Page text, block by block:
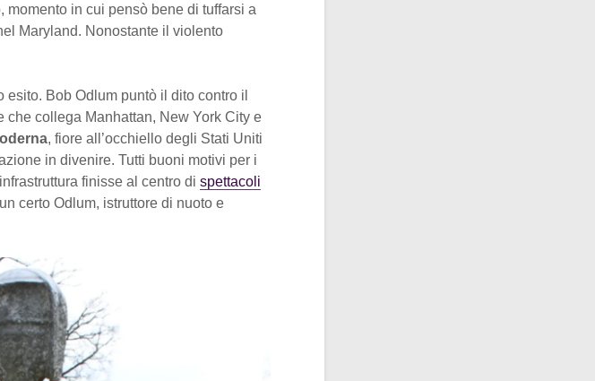
in cui pensò bene di tuffarsi a
Maryland. Nonostante il violento
Bob Odlum puntò il dito contro il
che collega Manhattan, New York City e
, fiore all’occhiello degli Stati Uniti
in divenire. Tutti buoni motivi per i
finisse al centro di spettacoli
certo Odlum, istruttore di nuoto e